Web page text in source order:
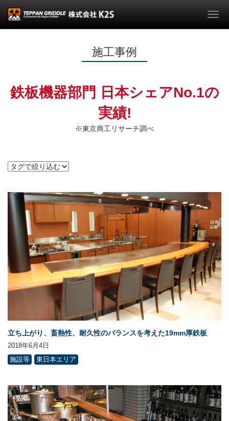
施工事例
鉄板機器部門 日本シェアNo.1の
実績!
※東京商工リサーチ調べ
立ち上がり、畜熱性、耐久性のバランスを考えた19mm厚鉄板
2018年6月4日
施設等
東日本エリア